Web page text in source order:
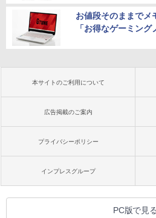
お値段そのままでメ
「お得なゲーミング
本サイトのご利用について
広告掲載のご案内
プライバシーポリシー
インプレスグループ
PC版で見る